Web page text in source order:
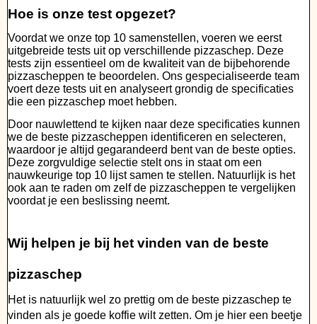
Hoe is onze test opgezet?
Voordat we onze top 10 samenstellen, voeren we eerst
uitgebreide tests uit op verschillende pizzaschep. Deze
tests zijn essentieel om de kwaliteit van de bijbehorende
pizzascheppen te beoordelen. Ons gespecialiseerde team
voert deze tests uit en analyseert grondig de specificaties
die een pizzaschep moet hebben.
Door nauwlettend te kijken naar deze specificaties kunnen
we de beste pizzascheppen identificeren en selecteren,
waardoor je altijd gegarandeerd bent van de beste opties.
Deze zorgvuldige selectie stelt ons in staat om een
nauwkeurige top 10 lijst samen te stellen. Natuurlijk is het
ook aan te raden om zelf de pizzascheppen te vergelijken
voordat je een beslissing neemt.
Wij helpen je bij het vinden van de beste
pizzaschep
Het is natuurlijk wel zo prettig om de beste pizzaschep te
vinden als je goede koffie wilt zetten. Om je hier een beetje